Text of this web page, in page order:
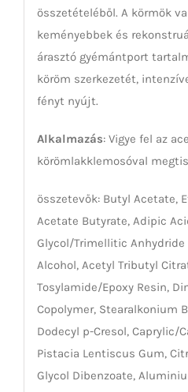
összetételéből. A körmök
keményebbek és
árasztó gyémántport
köröm szerkezetét,
fényt nyújt.
Alkalmazás: Vigye fel az
körömlakklemosóval
összetevők: Butyl Acetate,
Acetate Butyrate, Adipic
Glycol/Trimellitic Anhydride
Alcohol, Acetyl Tributyl
Tosylamide/Epoxy Resin,
Copolymer, Stearalkonium
Dodecyl p-Cresol, Caprylic/
Pistacia Lentiscus Gum,
Glycol Dibenzoate,